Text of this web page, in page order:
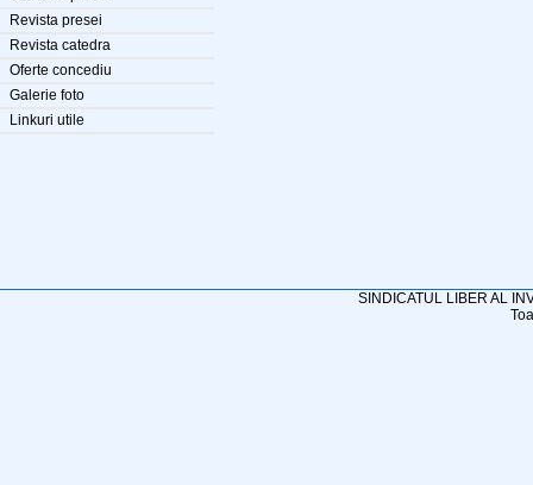
Revista presei
Revista catedra
Oferte concediu
Galerie foto
Linkuri utile
SINDICATUL LIBER AL